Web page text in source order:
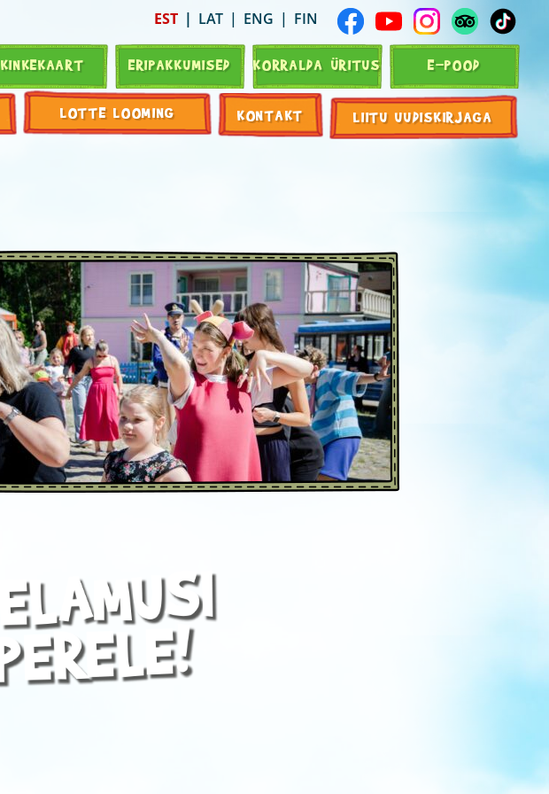
EST LAT ENG FIN
KINKEKAART ERIPAKKUMISED KORRALDA ÜRITUS E-POOD
LOTTE LOOMING KONTAKT LIITU UUDISKIRJAGA